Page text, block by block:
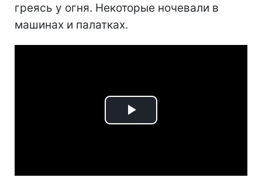
греясь у огня. Некоторые ночевали в
машинах и палатках.
Play